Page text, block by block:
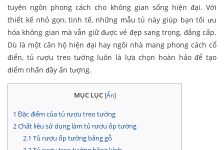
tuyên ngôn phong cách cho không gian sống hiện đại. Với
thiết kế nhỏ gọn, tinh tế, những mẫu tủ này giúp bạn tối ưu
hóa không gian mà vẫn giữ được vẻ đẹp sang trọng, đẳng cấp.
Dù là một căn hộ hiện đại hay ngôi nhà mang phong cách cổ
điển, tủ rượu treo tường luôn là lựa chọn hoàn hảo để tạo
điểm nhấn đầy ấn tượng.
MỤC LỤC [Ẩn]
1 Đặc điểm của tủ rượu treo tường
2Chất liệu sử dụng làm tủ rượu ốp tường
2.1 Tủ rượu ốp tường bằng gỗ